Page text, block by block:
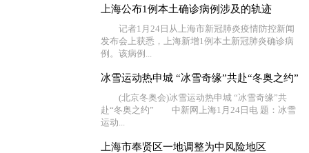
上海公布1例本土确诊病例涉及的轨迹
记者1月24日从上海市新冠肺炎疫情防控新闻
发布会上获悉，上海新增1例本土新冠肺炎确诊病
例。该病例...
冰雪运动热申城 “冰雪奇缘”共赴“冬奥之约”
(北京冬奥会)冰雪运动热申城 “冰雪奇缘”共
赴“冬奥之约” 中新网上海1月24日电 题：冰雪
运动...
上海市奉贤区一地调整为中风险地区